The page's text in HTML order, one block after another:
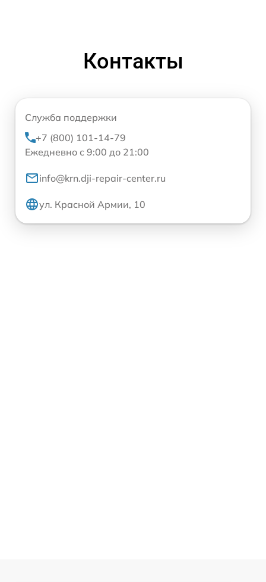
Контакты
Служба поддержки
+7 (800) 101-14-79
Ежедневно с 9:00 до 21:00
info@krn.dji-repair-center.ru
ул. Красной Армии, 10